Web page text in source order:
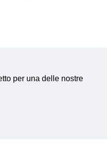
per una delle nostre